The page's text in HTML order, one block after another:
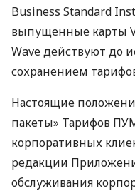
Business Standard
выпущенные карты
Wave действуют до
сохранением
Настоящие
пакеты» Тарифов
корпоративных
редакции
обслуживания